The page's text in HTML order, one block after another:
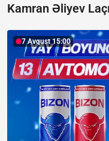
Kamran Əliyev
7 Avqust 15:00